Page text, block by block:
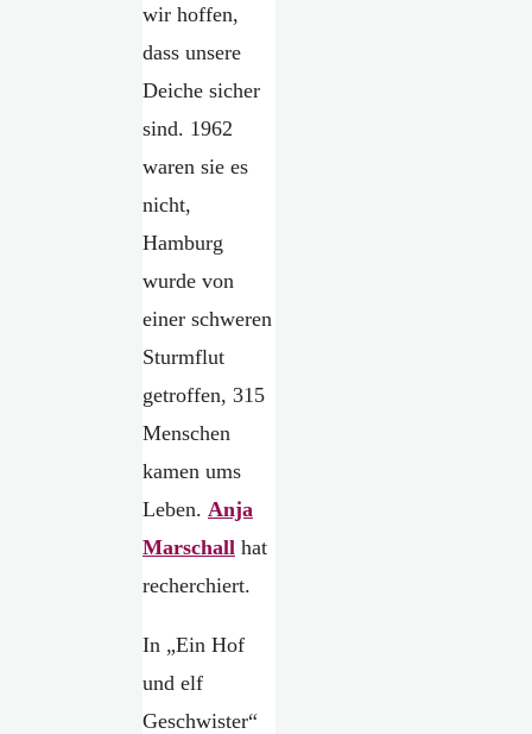
wir hoffen,
dass unsere
Deiche sicher
sind. 1962
waren sie es
nicht,
Hamburg
wurde von
einer schweren
Sturmflut
getroffen, 315
Menschen
kamen ums
Leben. Anja
Marschall hat
recherchiert.
In „Ein Hof
und elf
Geschwister“